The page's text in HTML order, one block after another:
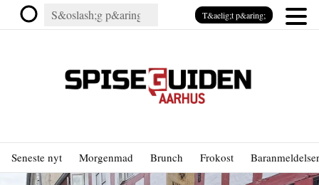
Seneste nyt Morgenmad Brunch Frokost Baranmeldelser
T&aelig;t p&aring;